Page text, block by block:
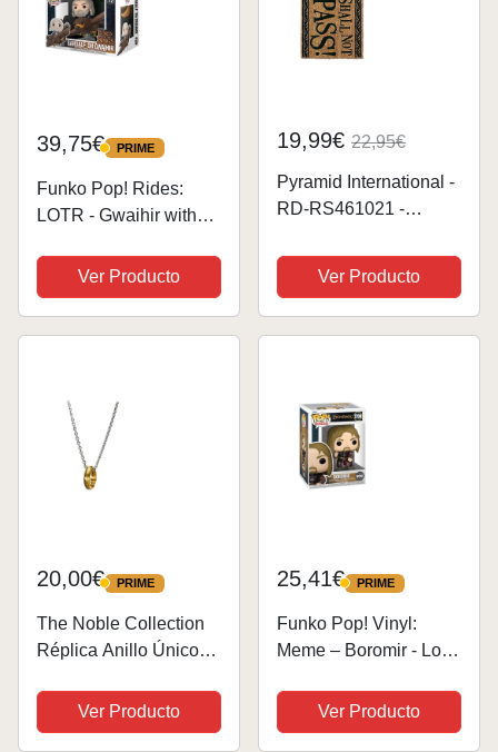
39,75€ PRIME
PRIME
Funko Pop! Rides:
LOTR - Gwaihir with
Rings - el Señor de los
Anillos - Figura de
Vinilo Coleccionable -
Ver Producto
19,99€ 22,95€
Pyramid International -
RD-RS461021 -
Pass! De El Señor De
Los Anillos
Ver Producto
20,00€ PRIME
PRIME
The Noble Collection
Réplica Anillo Único
Ver Producto
25,41€ PRIME
PRIME
Funko Pop! Vinyl:
Meme – Boromir​ - Lord
de los Anillos - Figura
de Vinilo
Ver Producto